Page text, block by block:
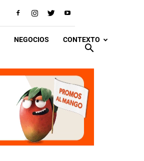
NEGOCIOS CONTEXTO